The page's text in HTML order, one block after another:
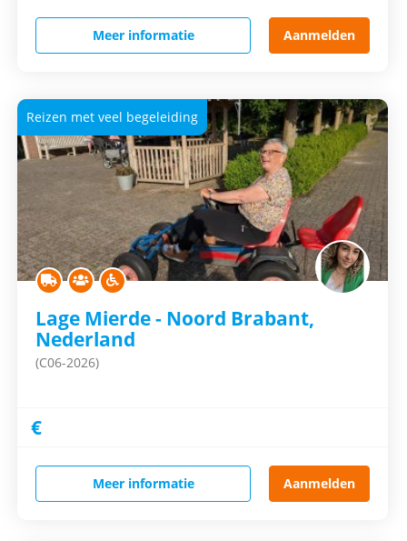
Meer informatie Aanmelden
Reizen met veel begeleiding
Lage Mierde - Noord Brabant,
Nederland
(C06-2026)
€
Meer informatie Aanmelden